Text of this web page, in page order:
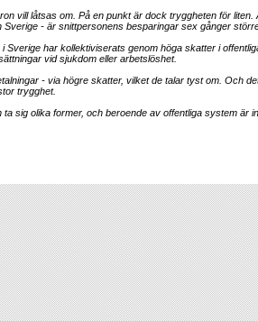
vill låtsas om. På en punkt är dock tryggheten för liten.
- är snittpersonens besparingar sex gånger
har kollektiviserats genom höga skatter i
vid sjukdom eller arbetslöshet.
- via högre skatter, vilket de talar tyst om. Och
trygghet.
sig olika former, och beroende av offentliga system är